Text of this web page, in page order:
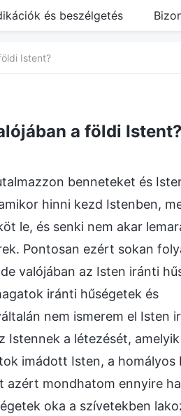
és beszélgetés
Istent?
a földi Istent?
benneteket és
hinni kezd Istenben,
le, és senki nem akar
Pontosan ezért sokan
valójában az Isten iránti
iránti hűségetek és
nem ismerem el Isten
Istennek a létezését,
imádott Isten, a homályos
azért mondhatom ennyire
oka a szívetekben